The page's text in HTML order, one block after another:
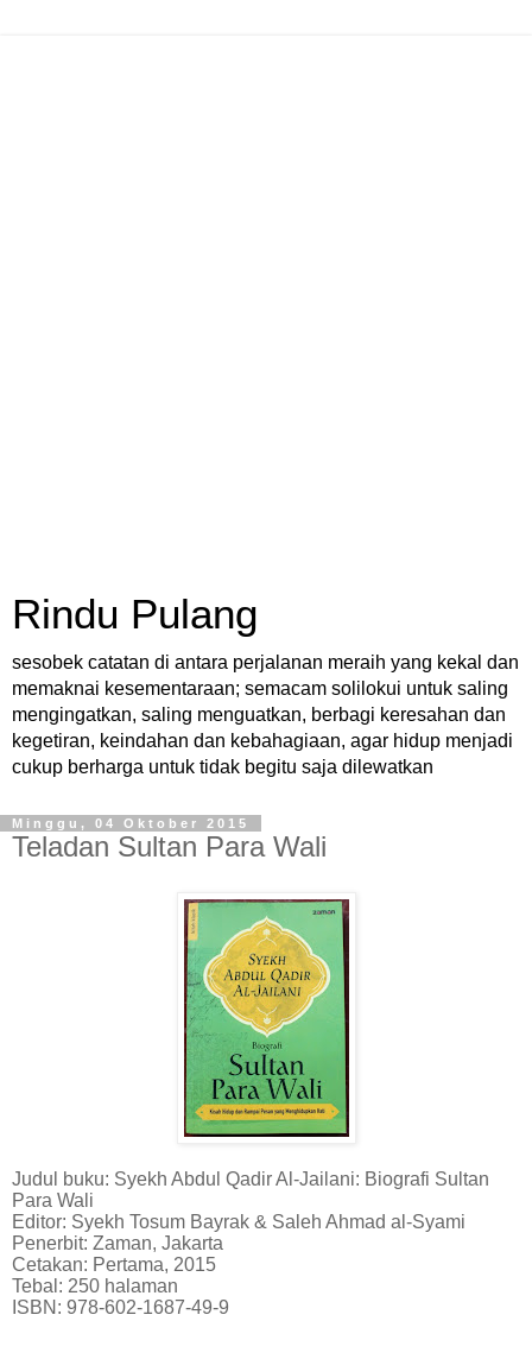
Rindu Pulang
sesobek catatan di antara perjalanan meraih yang kekal dan
memaknai kesementaraan; semacam solilokui untuk saling
mengingatkan, saling menguatkan, berbagi keresahan dan
kegetiran, keindahan dan kebahagiaan, agar hidup menjadi
cukup berharga untuk tidak begitu saja dilewatkan
Minggu, 04 Oktober 2015
Teladan Sultan Para Wali
Judul buku: Syekh Abdul Qadir Al-Jailani: Biografi Sultan
Para Wali
Editor: Syekh Tosum Bayrak & Saleh Ahmad al-Syami
Penerbit: Zaman, Jakarta
Cetakan: Pertama, 2015
Tebal: 250 halaman
ISBN: 978-602-1687-49-9